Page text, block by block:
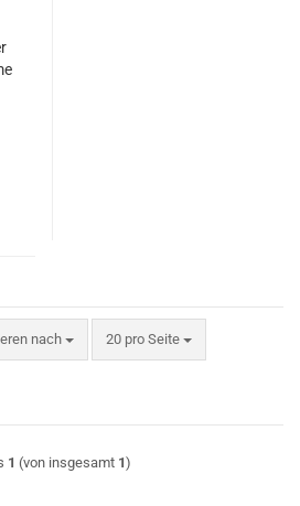
nach
nach 20 pro Seite
pro Seite
1 (von insgesamt 1)